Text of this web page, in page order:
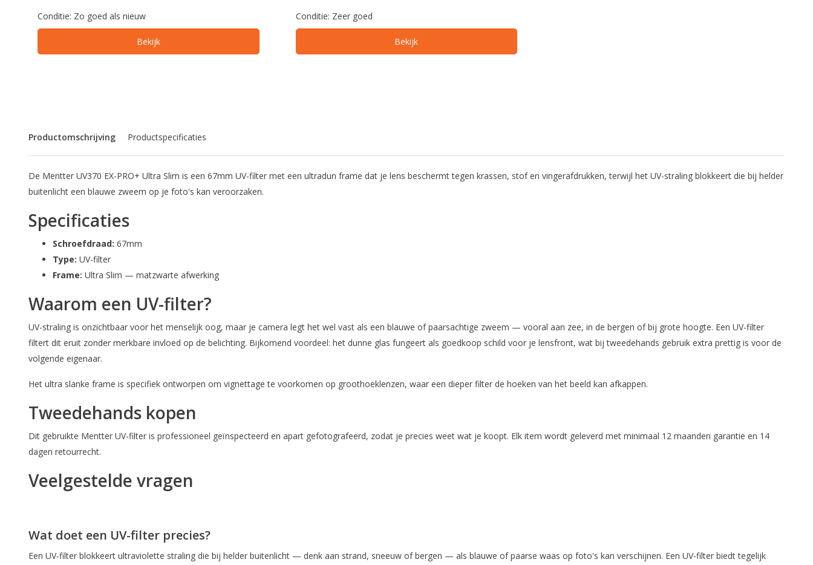
Conditie: Zo goed als nieuw
Bekijk
Conditie: Zeer goed
Bekijk
Productomschrijving Productspecificaties
De Mentter UV370 EX-PRO+ Ultra Slim is een 67mm UV-filter met een ultradun frame dat je lens beschermt tegen krassen, stof en vingerafdrukken, terwijl het UV-straling blokkeert die bij helder
buitenlicht een blauwe zweem op je foto's kan veroorzaken.
Specificaties
Schroefdraad: 67mm
Type: UV-filter
Frame: Ultra Slim — matzwarte afwerking
Waarom een UV-filter?
UV-straling is onzichtbaar voor het menselijk oog, maar je camera legt het wel vast als een blauwe of paarsachtige zweem — vooral aan zee, in de bergen of bij grote hoogte. Een UV-filter
filtert dit eruit zonder merkbare invloed op de belichting. Bijkomend voordeel: het dunne glas fungeert als goedkoop schild voor je lensfront, wat bij tweedehands gebruik extra prettig is voor de
volgende eigenaar.
Het ultra slanke frame is specifiek ontworpen om vignettage te voorkomen op groothoeklenzen, waar een dieper filter de hoeken van het beeld kan afkappen.
Tweedehands kopen
Dit gebruikte Mentter UV-filter is professioneel geïnspecteerd en apart gefotografeerd, zodat je precies weet wat je koopt. Elk item wordt geleverd met minimaal 12 maanden garantie en 14
dagen retourrecht.
Veelgestelde vragen
Wat doet een UV-filter precies?
Een UV-filter blokkeert ultraviolette straling die bij helder buitenlicht — denk aan strand, sneeuw of bergen — als blauwe of paarse waas op foto's kan verschijnen. Een UV-filter biedt tegelijk